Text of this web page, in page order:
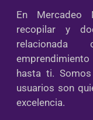
En Mercadeo
recopilar y
relacionada
hasta ti.
usuarios son
excelencia.